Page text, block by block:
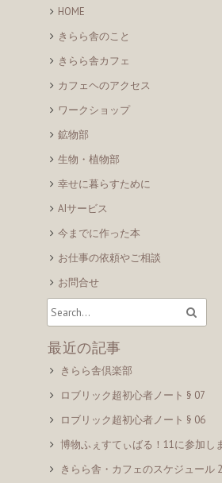
HOME
きらら舎のこと
きらら舎カフェ
カフェヘのアクセス
ワークショップ
鉱物部
生物・植物部
幸せに暮らすために
AIサービス
今までに作った本
お仕事の依頼やご相談
お問合せ
最近の記事
きらら舎倶楽部
ロブリック超初心者ノート § 07
ロブリック超初心者ノート § 06
博物ふぇすてぃばる！11に参加し
きらら舎・カフェのスケジュール